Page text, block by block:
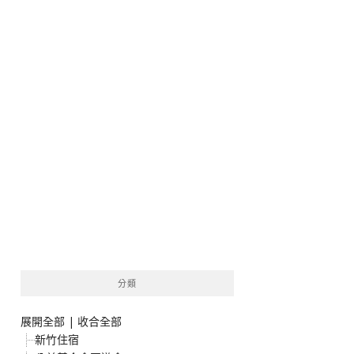
分類
展開全部 | 收合全部
新竹住宿